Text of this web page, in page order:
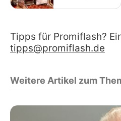
Tipps für Promiflash?
tipps@promiflash.de
Weitere Artikel zum